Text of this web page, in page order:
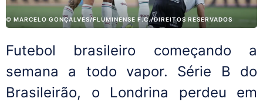
© MARCELO GONÇALVES/FLUMINENSE F.C./DIREITOS RESERVADOS
Futebol brasileiro começando a
semana a todo vapor. Série B do
Brasileirão, o Londrina perdeu em